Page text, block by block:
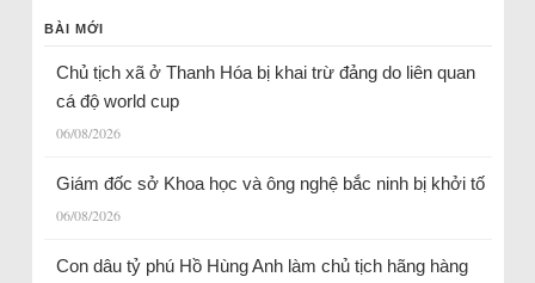
BÀI MỚI
Chủ tịch xã ở Thanh Hóa bị khai trừ đảng do liên quan
cá độ world cup
06/08/2026
Giám đốc sở Khoa học và ông nghệ bắc ninh bị khởi tố
06/08/2026
Con dâu tỷ phú Hồ Hùng Anh làm chủ tịch hãng hàng